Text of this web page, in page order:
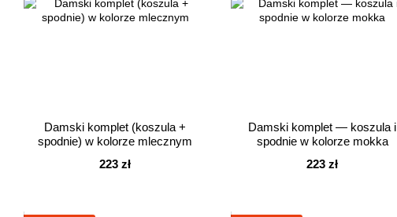
Damski komplet (koszula +
spodnie) w kolorze mlecznym
223 zł
Damski komplet — koszula i
spodnie w kolorze mokka
223 zł